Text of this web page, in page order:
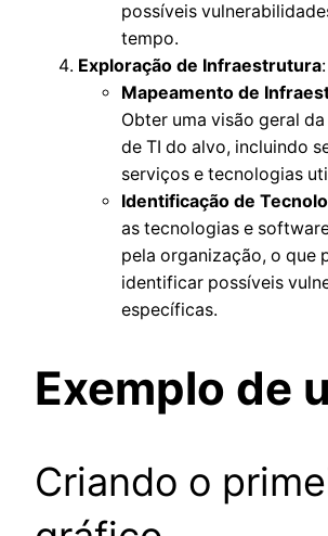
possíveis
tempo.
Exploração de Infraestrutura:
Mapeamento de
Obter uma visão geral
de TI do alvo, incluindo
serviços e tecnologias
Identificação de
as tecnologias e
pela organização, o que
identificar possíveis
específicas.
Exemplo de
Criando o